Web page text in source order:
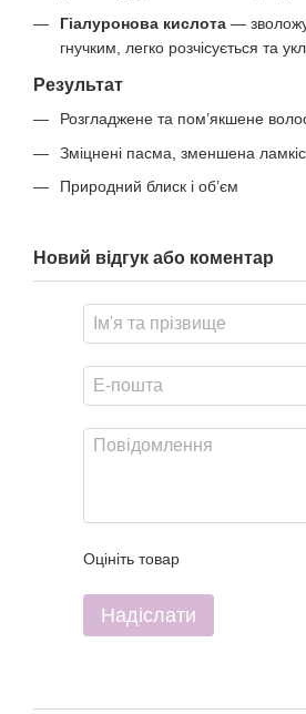
Гіалуронова кислота —
гнучким, легко розчісується та
Результат
Розгладжене та пом’якшене
Зміцнені пасма, зменшена
Природний блиск і об’єм
Новий відгук або коментар
Оцініть товар
Надіслати